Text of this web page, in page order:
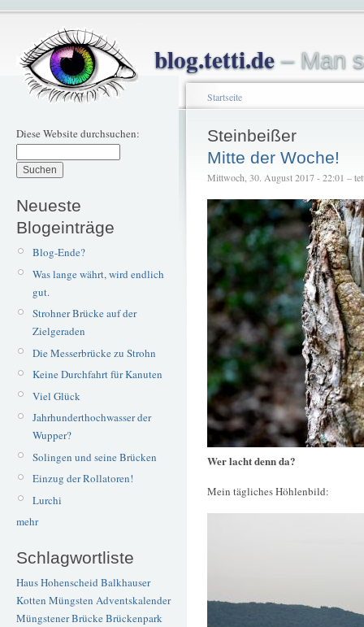
blog.tetti.de– Man
Diese Website durchsuchen:
Neueste
Blogeinträge
Blog-Ende?
Was lange währt, wird endlich
gut.
Strohner Brücke auf der
Zielgeraden
Die Messerbrücke zu Strohn
Keine Durchfahrt für Kanuten
Viel Glück
Jahrhunderthochwasser der
Wupper?
Solingen und seine Brücken
Einzug der Rollatoren!
Lurchi
mehr
Schlagwortliste
Haus Hohenscheid Balkhauser
Kotten Müngsten Adventskalender
Müngstener BrückeBrückenpark
Startseite
Steinbeißer
Mitte der Woche!
Mittwoch, 30. August 2017 - 22:01 –
Wer lacht denn da?
Mein tägliches Höhlenbild: